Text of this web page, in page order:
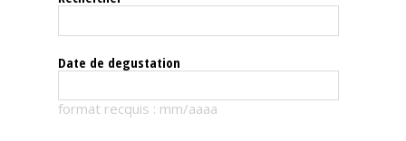
Le
magazine
Télécharger
Date de degustation
format recquis : mm/aaaa